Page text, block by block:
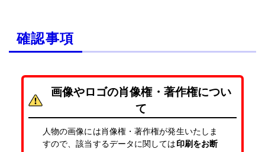
確認事項
画像やロゴの肖像権・著作権につい
て
人物の画像には肖像権・著作権が発生いたしま
すので、該当するデータに関しては印刷をお断